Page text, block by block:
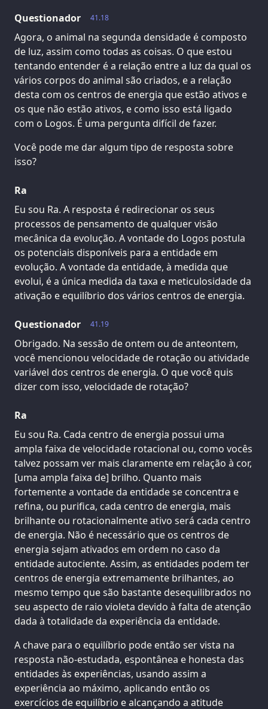
41.18
Questionador
Agora, o animal na segunda densidade é composto
de luz, assim como todas as coisas. O que estou
tentando entender é a relação entre a luz da qual os
vários corpos do animal são criados, e a relação
desta com os centros de energia que estão ativos e
os que não estão ativos, e como isso está ligado
com o Logos. É uma pergunta difícil de fazer.
Você pode me dar algum tipo de resposta sobre
isso?
Ra
Eu sou Ra. A resposta é redirecionar os seus
processos de pensamento de qualquer visão
mecânica da evolução. A vontade do Logos postula
os potenciais disponíveis para a entidade em
evolução. A vontade da entidade, à medida que
evolui, é a única medida da taxa e meticulosidade da
ativação e equilíbrio dos vários centros de energia.
41.19
Questionador
Obrigado. Na sessão de ontem ou de anteontem,
você mencionou velocidade de rotação ou atividade
variável dos centros de energia. O que você quis
dizer com isso, velocidade de rotação?
Ra
Eu sou Ra. Cada centro de energia possui uma
ampla faixa de velocidade rotacional ou, como vocês
talvez possam ver mais claramente em relação à cor,
[uma ampla faixa de] brilho. Quanto mais
fortemente a vontade da entidade se concentra e
refina, ou purifica, cada centro de energia, mais
brilhante ou rotacionalmente ativo será cada centro
de energia. Não é necessário que os centros de
energia sejam ativados em ordem no caso da
entidade autociente. Assim, as entidades podem ter
centros de energia extremamente brilhantes, ao
mesmo tempo que são bastante desequilibrados no
seu aspecto de raio violeta devido à falta de atenção
dada à totalidade da experiência da entidade.
A chave para o equilíbrio pode então ser vista na
resposta não-estudada, espontânea e honesta das
entidades às experiências, usando assim a
experiência ao máximo, aplicando então os
exercícios de equilíbrio e alcançando a atitude